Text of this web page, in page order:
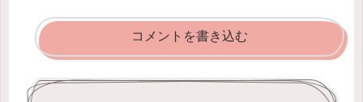
コメントを書き込む